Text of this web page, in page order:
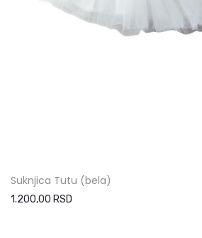
Suknjica Tutu (bela)
1.200,00 RSD